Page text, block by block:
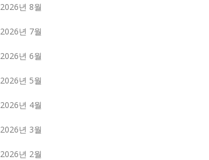
2026년 8월
2026년 7월
2026년 6월
2026년 5월
2026년 4월
2026년 3월
2026년 2월